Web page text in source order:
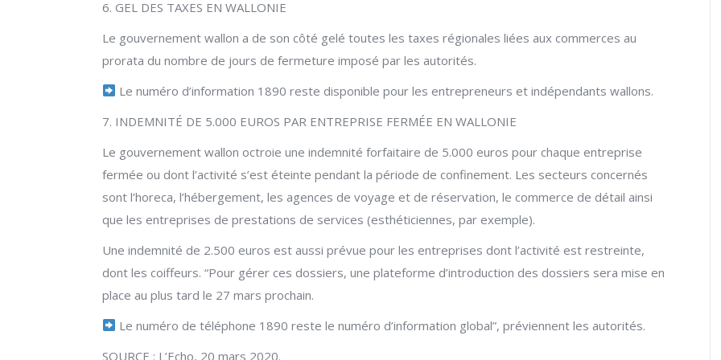
6. GEL DES TAXES EN WALLONIE
Le gouvernement wallon a de son côté gelé toutes les taxes régionales liées aux commerces au
prorata du nombre de jours de fermeture imposé par les autorités.
Le numéro d’information 1890 reste disponible pour les entrepreneurs et indépendants wallons.
7. INDEMNITÉ DE 5.000 EUROS PAR ENTREPRISE FERMÉE EN WALLONIE
Le gouvernement wallon octroie une indemnité forfaitaire de 5.000 euros pour chaque entreprise
fermée ou dont l’activité s’est éteinte pendant la période de confinement. Les secteurs concernés
sont l’horeca, l’hébergement, les agences de voyage et de réservation, le commerce de détail ainsi
que les entreprises de prestations de services (esthéticiennes, par exemple).
Une indemnité de 2.500 euros est aussi prévue pour les entreprises dont l’activité est restreinte,
dont les coiffeurs. “Pour gérer ces dossiers, une plateforme d’introduction des dossiers sera mise en
place au plus tard le 27 mars prochain.
Le numéro de téléphone 1890 reste le numéro d’information global”, préviennent les autorités.
SOURCE : L’Echo, 20 mars 2020.